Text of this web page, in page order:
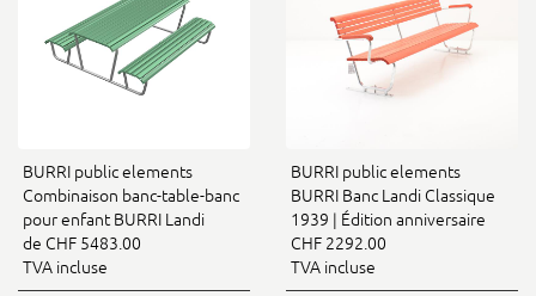
BURRI public elements
Combinaison banc-table-banc
pour enfant BURRI Landi
de CHF 5483.00
TVA incluse
BURRI public elements
BURRI Banc Landi Classique
1939 | Édition anniversaire
CHF 2292.00
TVA incluse